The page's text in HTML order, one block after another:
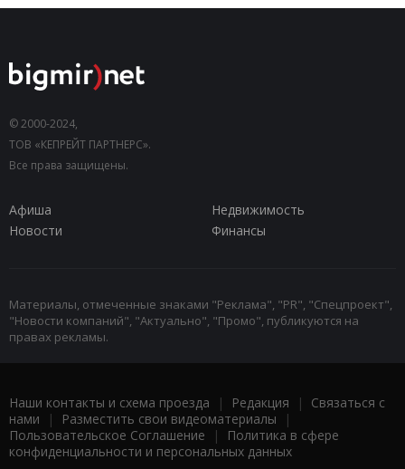
© 2000-2024,
ТОВ «КЕПРЕЙТ ПАРТНЕРС».
Все права защищены.
Афиша
Недвижимость
Новости
Финансы
Материалы, отмеченные знаками "Реклама", "PR", "Спецпроект",
"Новости компаний", "Актуально", "Промо", публикуются на
правах рекламы.
Наши контакты и схема проезда | Редакция | Связаться с
нами | Разместить свои видеоматериалы |
Пользовательское Соглашение |
Политика в сфере
конфиденциальности и персональных данных